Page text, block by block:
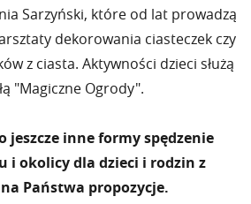
Sarzyński, które od lat prowadzą
dekorowania ciasteczek czy
z ciasta. Aktywności dzieci służą
"Magiczne Ogrody".
jeszcze inne formy spędzenie
i okolicy dla dzieci i rodzin z
Państwa propozycje.